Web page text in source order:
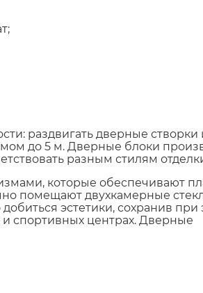
раздвигать дверные створки
до 5 м. Дверные блоки
разным стилям
которые обеспечивают
помещают двухкамерные
эстетики, сохранив при
и спортивных центрах. Дверные